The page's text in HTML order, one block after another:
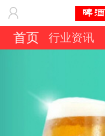
首页 行业资讯